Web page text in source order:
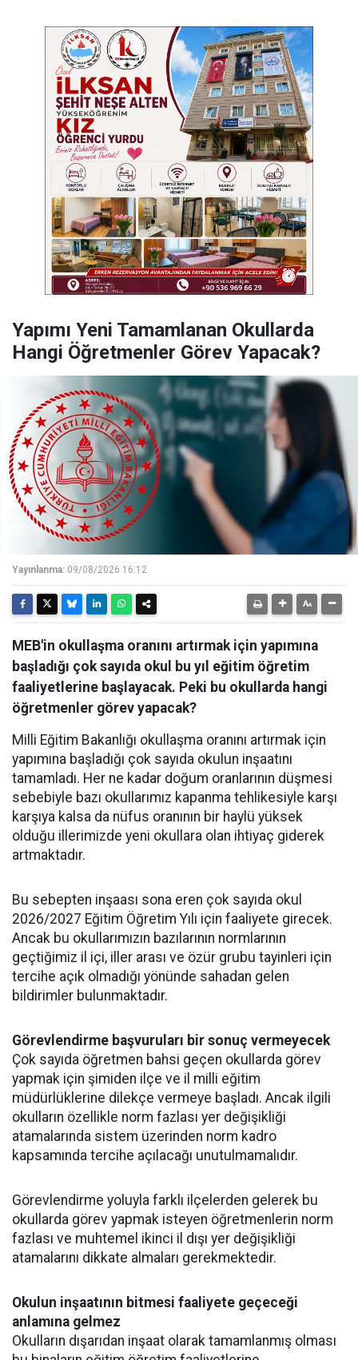
Yapımı Yeni Tamamlanan Okullarda
Hangi Öğretmenler Görev Yapacak?
Yayınlanma: 09/08/2026 16:12
MEB'in okullaşma oranını artırmak için yapımına
başladığı çok sayıda okul bu yıl eğitim öğretim
faaliyetlerine başlayacak. Peki bu okullarda hangi
öğretmenler görev yapacak?
Milli Eğitim Bakanlığı okullaşma oranını artırmak için
yapımına başladığı çok sayıda okulun inşaatını
tamamladı. Her ne kadar doğum oranlarının düşmesi
sebebiyle bazı okullarımız kapanma tehlikesiyle karşı
karşıya kalsa da nüfus oranının bir haylü yüksek
olduğu illerimizde yeni okullara olan ihtiyaç giderek
artmaktadır.
Bu sebepten inşaası sona eren çok sayıda okul
2026/2027 Eğitim Öğretim Yılı için faaliyete girecek.
Ancak bu okullarımızın bazılarının normlarının
geçtiğimiz il içi, iller arası ve özür grubu tayinleri için
tercihe açık olmadığı yönünde sahadan gelen
bildirimler bulunmaktadır.
Görevlendirme başvuruları bir sonuç vermeyecek
Çok sayıda öğretmen bahsi geçen okullarda görev
yapmak için şimiden ilçe ve il milli eğitim
müdürlüklerine dilekçe vermeye başladı. Ancak ilgili
okulların özellikle norm fazlası yer değişikliği
atamalarında sistem üzerinden norm kadro
kapsamında tercihe açılacağı unutulmamalıdır.
Görevlendirme yoluyla farklı ilçelerden gelerek bu
okullarda görev yapmak isteyen öğretmenlerin norm
fazlası ve muhtemel ikinci il dışı yer değişikliği
atamalarını dikkate almaları gerekmektedir.
Okulun inşaatının bitmesi faaliyete geçeceği
anlamına gelmez
Okulların dışarıdan inşaat olarak tamamlanmış olması